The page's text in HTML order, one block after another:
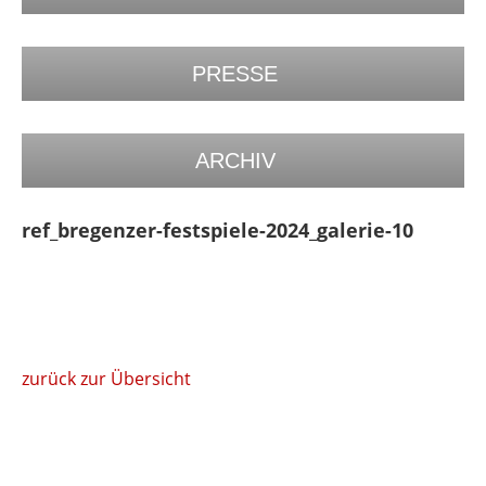
PRESSE
ARCHIV
ref_bregenzer-festspiele-2024_galerie-10
zurück zur Übersicht